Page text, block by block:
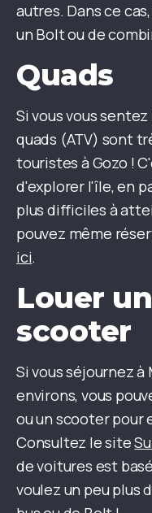
autres. Dans ce
un Bolt ou de
Quads
Si vous vous
quads (ATV) sont
touristes à Gozo !
d'explorer l'île, en
plus difficiles à
pouvez même
ici.
Louer
scooter
Si vous séjournez à
environs, vous
ou un scooter pour
Consultez le site
de voitures est
voulez un peu plus